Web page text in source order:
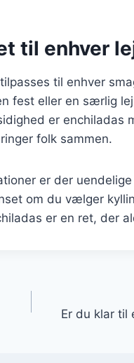
til enhver
til enhver
fest eller en særlig
er enchiladas
folk sammen.
er der
om du vælger
er en ret, der
Er du klar til